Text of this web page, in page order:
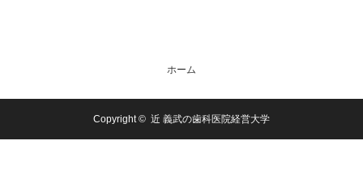
ホーム
Copyright © 近 義武の歯科医院経営大学